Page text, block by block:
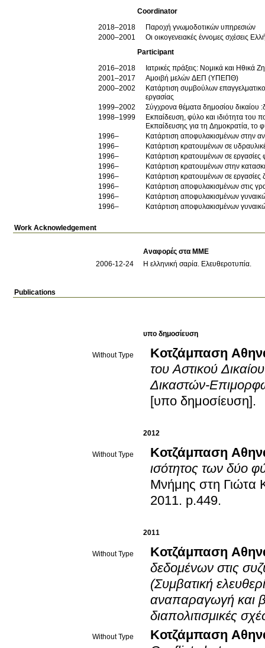
Coordinator
2018–2018
Παροχή γνωμοδοτικών υπηρεσιών
2000–2001
Οι οικογενειακές έννομες σχέσεις
Participant
2016–2018
Ιατρικές πράξεις: Νομικά και Ηθικά
2001–2017
Αμοιβή μελών ΔΕΠ (ΥΠΕΠΘ)
2000–2002
Κατάρτιση συμβούλων
εργασίας
1999–2002
Σύγχρονα θέματα δημοσίου δικαίου
1998–1999
Εκπαίδευση, φύλο και ιδιότητα του
Εκπαίδευσης για τη Δημοκρατία, το
1996–
Κατάρτιση αποφυλακισμένων στην
1996–
Κατάρτιση κρατουμένων σε
1996–
Κατάρτιση κρατουμένων σε
1996–
Κατάρτιση κρατουμένων στην
1996–
Κατάρτιση κρατουμένων σε
1996–
Κατάρτιση αποφυλακισμένων στις
1996–
Κατάρτιση αποφυλακισμένων
1996–
Κατάρτιση αποφυλακισμένων
Work Acknowledgement
Αναφορές στα ΜΜΕ
2006-12-24
Η ελληνική σαρία. Ελευθεροτυπία.
Publications
υπο δημοσίευση
Without Type
Κοτζάμπαση
του Αστικού
Δικαστών-
[υπο δημοσίευση] .
2012
Without Type
Κοτζάμπαση
ισότητος των δύο
Μνήμης στη Γιώτα
2011. p.449.
2011
Without Type
Κοτζάμπαση
δεδομένων στις
(Συμβατική
αναπαραγωγή και
διαπολιτισμικές
Without Type
Κοτζάμπαση